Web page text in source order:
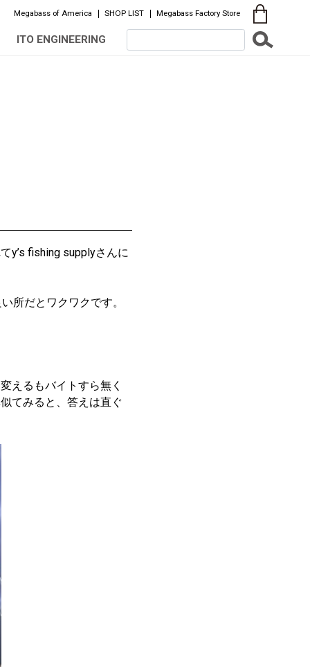
Megabass of America SHOP LIST Megabass Factory Store
ITO ENGINEERING
y’s fishing supplyさんに
所だとワクワクです。
えるもバイトすら無く
てみると、答えは直ぐ